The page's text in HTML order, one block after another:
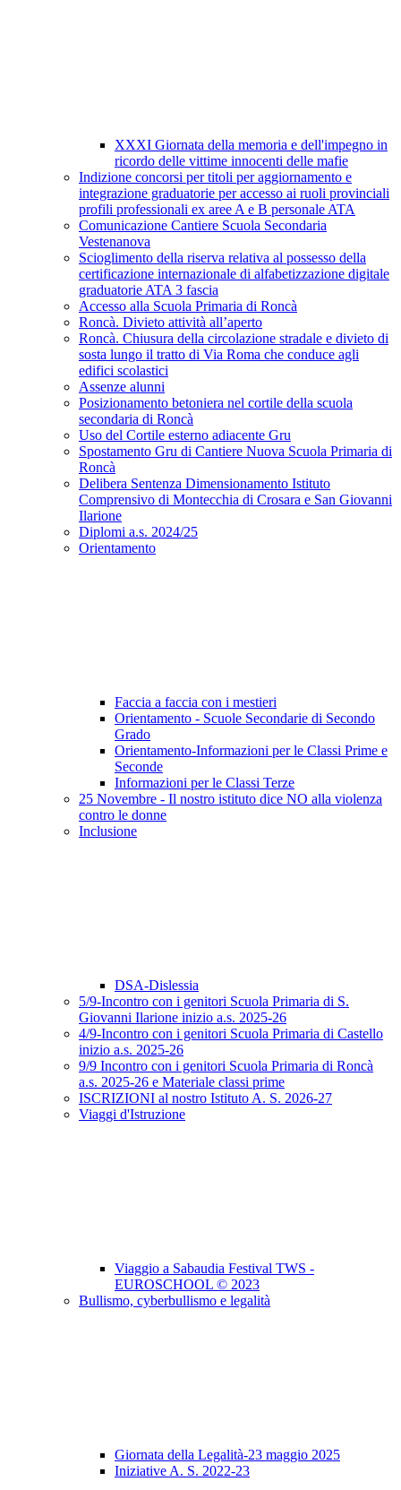
XXXI Giornata della memoria e dell'impegno in
ricordo delle vittime innocenti delle mafie
Indizione concorsi per titoli per aggiornamento e
integrazione graduatorie per accesso ai ruoli provinciali
profili professionali ex aree A e B personale ATA
Comunicazione Cantiere Scuola Secondaria
Vestenanova
Scioglimento della riserva relativa al possesso della
certificazione internazionale di alfabetizzazione digitale
graduatorie ATA 3 fascia
Accesso alla Scuola Primaria di Roncà
Roncà. Divieto attività all’aperto
Roncà. Chiusura della circolazione stradale e divieto di
sosta lungo il tratto di Via Roma che conduce agli
edifici scolastici
Assenze alunni
Posizionamento betoniera nel cortile della scuola
secondaria di Roncà
Uso del Cortile esterno adiacente Gru
Spostamento Gru di Cantiere Nuova Scuola Primaria di
Roncà
Delibera Sentenza Dimensionamento Istituto
Comprensivo di Montecchia di Crosara e San Giovanni
Ilarione
Diplomi a.s. 2024/25
Orientamento
Faccia a faccia con i mestieri
Orientamento - Scuole Secondarie di Secondo
Grado
Orientamento-Informazioni per le Classi Prime e
Seconde
Informazioni per le Classi Terze
25 Novembre - Il nostro istituto dice NO alla violenza
contro le donne
Inclusione
DSA-Dislessia
5/9-Incontro con i genitori Scuola Primaria di S.
Giovanni Ilarione inizio a.s. 2025-26
4/9-Incontro con i genitori Scuola Primaria di Castello
inizio a.s. 2025-26
9/9 Incontro con i genitori Scuola Primaria di Roncà
a.s. 2025-26 e Materiale classi prime
ISCRIZIONI al nostro Istituto A. S. 2026-27
Viaggi d'Istruzione
Viaggio a Sabaudia Festival TWS -
EUROSCHOOL © 2023
Bullismo, cyberbullismo e legalità
Giornata della Legalità-23 maggio 2025
Iniziative A. S. 2022-23